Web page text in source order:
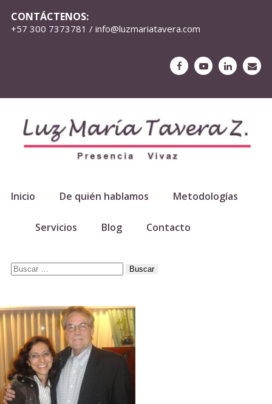
CONTÁCTENOS:
+57 300 7373781 / info@luzmariatavera.com
Inicio De quién hablamos Metodologías
Servicios Blog Contacto
Buscar: